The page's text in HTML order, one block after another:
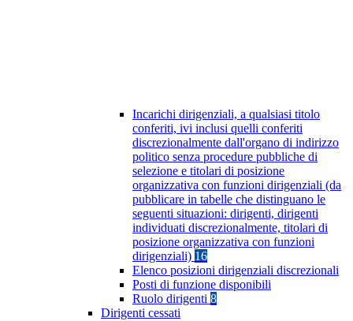
Incarichi dirigenziali, a qualsiasi titolo
conferiti, ivi inclusi quelli conferiti
discrezionalmente dall'organo di indirizzo
politico senza procedure pubbliche di
selezione e titolari di posizione
organizzativa con funzioni dirigenziali (da
pubblicare in tabelle che distinguano le
seguenti situazioni: dirigenti, dirigenti
individuati discrezionalmente, titolari di
posizione organizzativa con funzioni
dirigenziali) 16
Elenco posizioni dirigenziali discrezionali
Posti di funzione disponibili
Ruolo dirigenti 8
Dirigenti cessati